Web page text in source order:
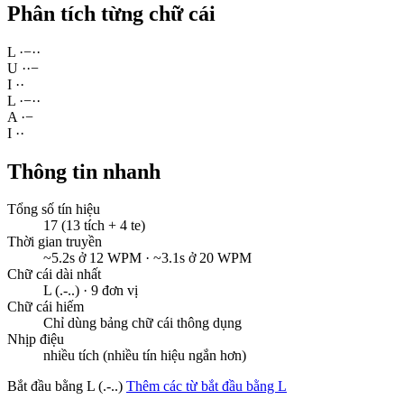
Phân tích từng chữ cái
L ·−··
U ··−
I ··
L ·−··
A ·−
I ··
Thông tin nhanh
Tổng số tín hiệu
17 (13 tích + 4 te)
Thời gian truyền
~5.2s ở 12 WPM · ~3.1s ở 20 WPM
Chữ cái dài nhất
L (.-..) · 9 đơn vị
Chữ cái hiếm
Chỉ dùng bảng chữ cái thông dụng
Nhịp điệu
nhiều tích (nhiều tín hiệu ngắn hơn)
Bắt đầu bằng L (.-..) Thêm các từ bắt đầu bằng L